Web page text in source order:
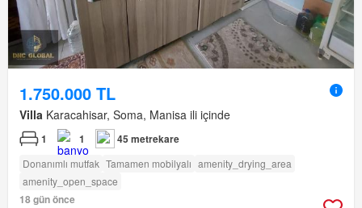
1.750.000 TL
Villa Karacahisar, Soma, Manisa ili içinde
1 1 45 metrekare
Donanımlı mutfak Tamamen mobilyalı amenity_drying_area
amenity_open_space
18 gün önce